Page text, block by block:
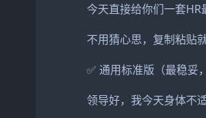
今天直接给你们一套HR
不用猜心思，复制粘贴就
✅ 通用标准版（最稳妥，
领导好，我今天身体不适